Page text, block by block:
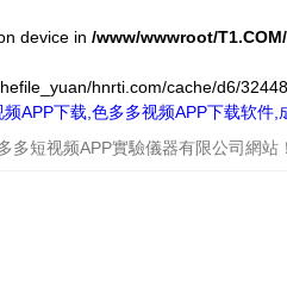
device in /www/wwwroot/
hnrti.com/cache/d6/
APP下载,色多多视频APP下载软件,
多短视频APP實驗儀器有限公司網站